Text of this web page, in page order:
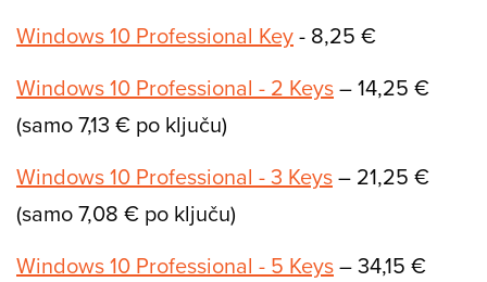
Windows 10 Professional Key- 8,25 €
Windows 10 Professional - 2 Keys– 14,25 €
(samo 7,13 € po ključu)
Windows 10 Professional - 3 Keys– 21,25 €
(samo 7,08 € po ključu)
Windows 10 Professional - 5 Keys– 34,15 €